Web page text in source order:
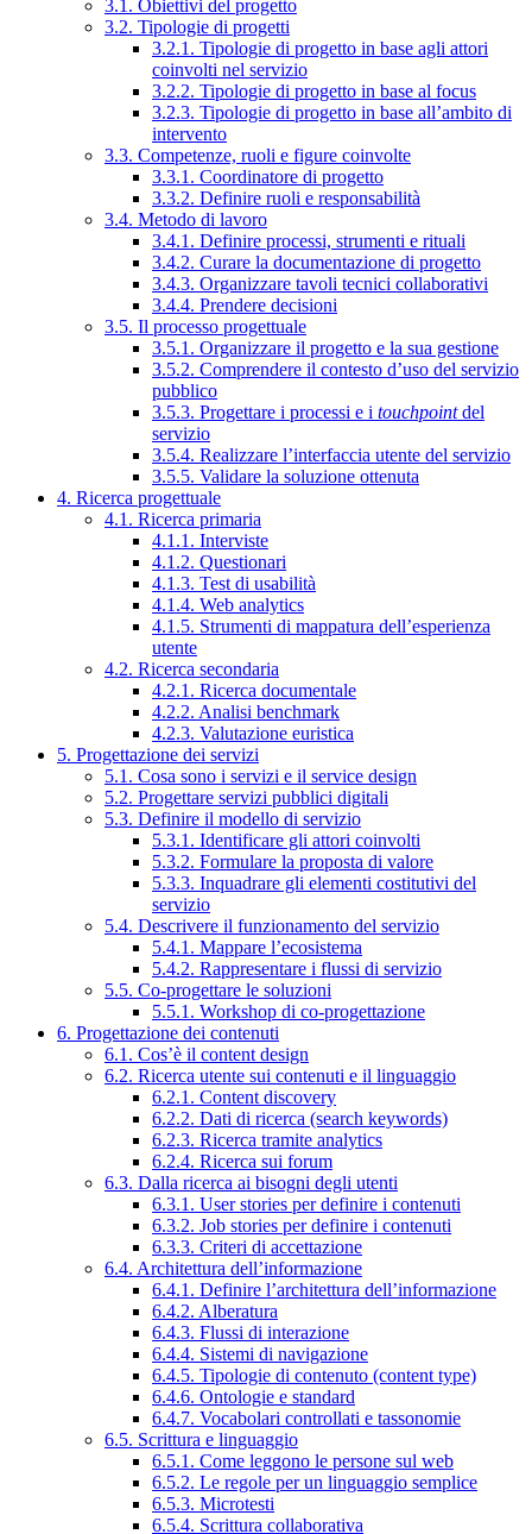
3.1. Obiettivi del progetto
3.2. Tipologie di progetti
3.2.1. Tipologie di progetto in base agli attori
coinvolti nel servizio
3.2.2. Tipologie di progetto in base al focus
3.2.3. Tipologie di progetto in base all’ambito di
intervento
3.3. Competenze, ruoli e figure coinvolte
3.3.1. Coordinatore di progetto
3.3.2. Definire ruoli e responsabilità
3.4. Metodo di lavoro
3.4.1. Definire processi, strumenti e rituali
3.4.2. Curare la documentazione di progetto
3.4.3. Organizzare tavoli tecnici collaborativi
3.4.4. Prendere decisioni
3.5. Il processo progettuale
3.5.1. Organizzare il progetto e la sua gestione
3.5.2. Comprendere il contesto d’uso del servizio
pubblico
3.5.3. Progettare i processi e i touchpointdel
servizio
3.5.4. Realizzare l’interfaccia utente del servizio
3.5.5. Validare la soluzione ottenuta
4. Ricerca progettuale
4.1. Ricerca primaria
4.1.1. Interviste
4.1.2. Questionari
4.1.3. Test di usabilità
4.1.4. Web analytics
4.1.5. Strumenti di mappatura dell’esperienza
utente
4.2. Ricerca secondaria
4.2.1. Ricerca documentale
4.2.2. Analisi benchmark
4.2.3. Valutazione euristica
5. Progettazione dei servizi
5.1. Cosa sono i servizi e il service design
5.2. Progettare servizi pubblici digitali
5.3. Definire il modello di servizio
5.3.1. Identificare gli attori coinvolti
5.3.2. Formulare la proposta di valore
5.3.3. Inquadrare gli elementi costitutivi del
servizio
5.4. Descrivere il funzionamento del servizio
5.4.1. Mappare l’ecosistema
5.4.2. Rappresentare i flussi di servizio
5.5. Co-progettare le soluzioni
5.5.1. Workshop di co-progettazione
6. Progettazione dei contenuti
6.1. Cos’è il content design
6.2. Ricerca utente sui contenuti e il linguaggio
6.2.1. Content discovery
6.2.2. Dati di ricerca (search keywords)
6.2.3. Ricerca tramite analytics
6.2.4. Ricerca sui forum
6.3. Dalla ricerca ai bisogni degli utenti
6.3.1. User stories per definire i contenuti
6.3.2. Job stories per definire i contenuti
6.3.3. Criteri di accettazione
6.4. Architettura dell’informazione
6.4.1. Definire l’architettura dell’informazione
6.4.2. Alberatura
6.4.3. Flussi di interazione
6.4.4. Sistemi di navigazione
6.4.5. Tipologie di contenuto (content type)
6.4.6. Ontologie e standard
6.4.7. Vocabolari controllati e tassonomie
6.5. Scrittura e linguaggio
6.5.1. Come leggono le persone sul web
6.5.2. Le regole per un linguaggio semplice
6.5.3. Microtesti
6.5.4. Scrittura collaborativa